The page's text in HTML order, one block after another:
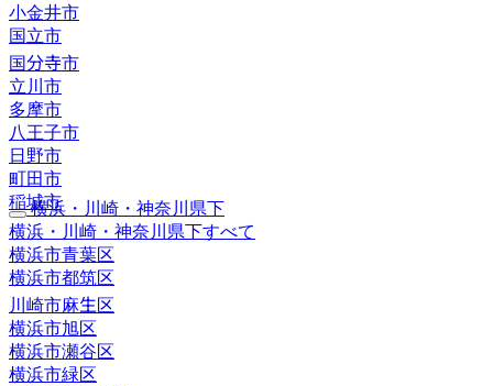
小金井市
国立市
国分寺市
立川市
多摩市
八王子市
日野市
町田市
稲城市
横浜・川崎・神奈川県下
横浜・川崎・神奈川県下すべて
横浜市青葉区
横浜市都筑区
川崎市麻生区
横浜市旭区
横浜市瀬谷区
横浜市緑区